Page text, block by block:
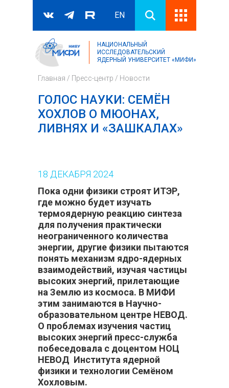
Форма поиска
Поиск
EN
НАЦИОНАЛЬНЫЙ
ИССЛЕДОВАТЕЛЬСКИЙ
ЯДЕРНЫЙ УНИВЕРСИТЕТ «МИФИ»
Главная / Пресс-центр / Новости
ГОЛОС НАУКИ: СЕМЁН
ХОХЛОВ О МЮОНАХ,
ЛИВНЯХ И «ЗАШКАЛАХ»
18 ДЕКАБРЯ 2024
Пока одни физики строят ИТЭР,
где можно будет изучать
термоядерную реакцию синтеза
для получения практически
неограниченного количества
энергии, другие физики пытаются
понять механизм ядро-ядерных
взаимодействий, изучая частицы
высоких энергий, прилетающие
на Землю из космоса. В МИФИ
этим занимаются в Научно-
образовательном центре НЕВОД.
О проблемах изучения частиц
высоких энергий пресс-служба
побеседовала с доцентом НОЦ
НЕВОД Института ядерной
физики и технологии Семёном
Хохловым.